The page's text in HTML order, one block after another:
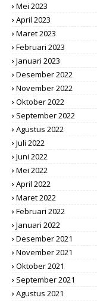
Mei 2023
April 2023
Maret 2023
Februari 2023
Januari 2023
Desember 2022
November 2022
Oktober 2022
September 2022
Agustus 2022
Juli 2022
Juni 2022
Mei 2022
April 2022
Maret 2022
Februari 2022
Januari 2022
Desember 2021
November 2021
Oktober 2021
September 2021
Agustus 2021